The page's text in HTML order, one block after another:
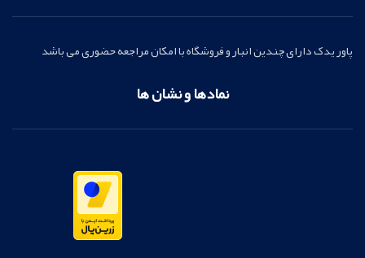
پاور یدک دارای چندین انبار و فروشگاه با امکان مراجعه حضوری می باشد
نمادها و نشان ها